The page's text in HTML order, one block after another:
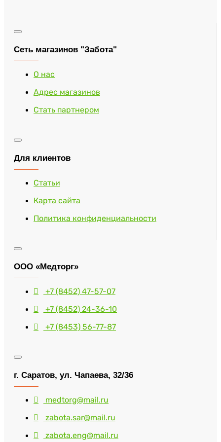
Сеть магазинов "Забота"
О нас
Адрес магазинов
Стать партнером
Для клиентов
Статьи
Карта сайта
Политика конфиденциальности
ООО «Медторг»
+7 (8452) 47-57-07
+7 (8452) 24-36-10
+7 (8453) 56-77-87
г. Саратов, ул. Чапаева, 32/36
medtorg@mail.ru
zabota.sar@mail.ru
zabota.eng@mail.ru